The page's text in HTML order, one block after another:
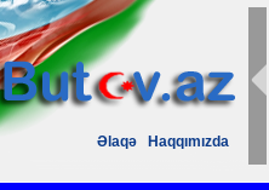
Əlaqə Haqqımızda